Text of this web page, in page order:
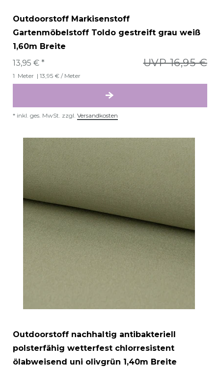
Outdoorstoff Markisenstoff
Gartenmöbelstoff Toldo gestreift grau weiß
1,60m Breite
UVP 16,95 €
13,95 € *
1 Meter | 13,95 € / Meter
* inkl. ges. MwSt. zzgl. Versandkosten
Outdoorstoff nachhaltig antibakteriell
polsterfähig wetterfest chlorresistent
ölabweisend uni olivgrün 1,40m Breite